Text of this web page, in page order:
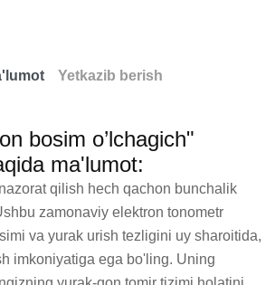
Yetkazib berish
bosim o’lchagich"
ma'lumot:
qilish hech qachon bunchalik
zamonaviy elektron tonometr
va yurak urish tezligini uy sharoitida,
imkoniyatiga ega bo'ling. Uning